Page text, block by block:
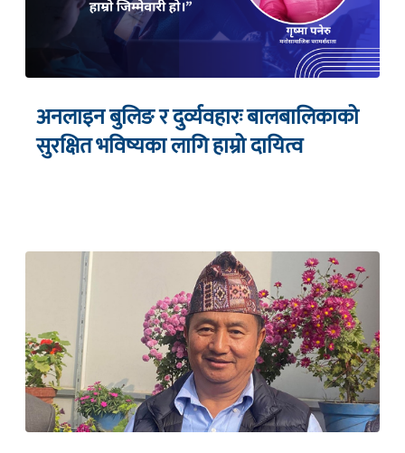
अनलाइन बुलिङ र दुर्व्यवहारः बालबालिकाको
सुरक्षित भविष्यका लागि हाम्रो दायित्व